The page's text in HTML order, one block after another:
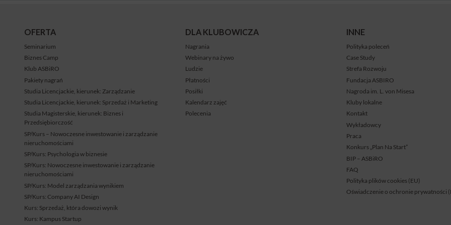
OFERTA
Seminarium
Biznes Camp
Klub ASBiRO
Pakiety nagrań
Studia Licencjackie, kierunek: Zarządzanie
Studia Licencjackie, kierunek: Sprzedaż i Marketing
Studia Magisterskie, kierunek: Biznes i
Przedsiębiorczość
SP/Kurs – Nowoczesne inwestowanie i zarządzanie
nieruchomościami
SP/Kurs: Psychologia w biznesie
SP/Kurs: Nowoczesne inwestowanie i zarządzanie
nieruchomościami
SP/Kurs: Model zarządzania wynikiem
SP/Kurs: Company AI Design
Kurs: Sprzedaż, która dowozi wynik
Kurs: Kampus Startup
DLA KLUBOWICZA
Nagrania
Webinary na żywo
Ludzie
Płatności
Posiłki
Kalendarz zajęć
Polecenia
INNE
Polityka poleceń
Case Study
Strefa Rozwoju
Fundacja ASBIRO
Nagroda im. L. von Misesa
Kluby lokalne
Kontakt
Wykładowcy
Praca
Konkurs „Plan Na Start”
BIP – ASBiRO
FAQ
Polityka plików cookies (EU)
Oświadczenie o ochronie prywatności